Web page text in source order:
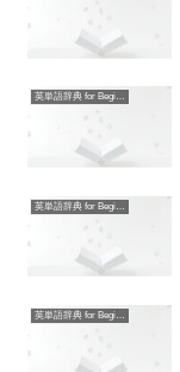
英単語辞典 for Beginners
英単語辞典 for Beginners
英単語辞典 for Beginners